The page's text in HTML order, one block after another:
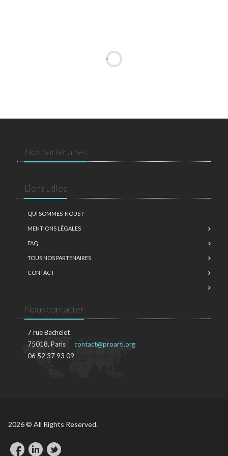
Nos partenaires
Liens utiles
QUI SOMMES-NOUS ?
MENTIONS LÉGALES
FAQ
TOUS NOS PARTENAIRES
CONTACT
Nous contacter
7 rue Bachelet
75018, Paris
06 52 37 93 09
contact@proarti.org
2026 © All Rights Reserved.